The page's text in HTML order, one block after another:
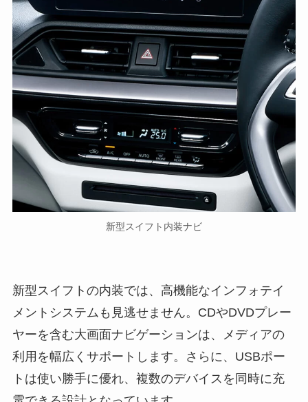
新型スイフト内装ナビ
新型スイフトの内装では、高機能なインフォテイ
メントシステムも見逃せません。CDやDVDプレー
ヤーを含む大画面ナビゲーションは、メディアの
利用を幅広くサポートします。さらに、USBポー
トは使い勝手に優れ、複数のデバイスを同時に充